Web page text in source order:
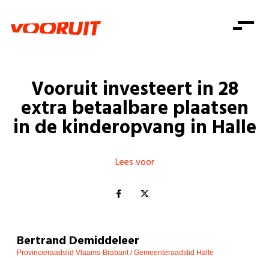
Zorg
Gelijke kansen
Consumentenbescherming
Pensioenen
Onze mensen
Standpunten
Vacatures
Doe mee
Doe mee
Word lid
Mis niets
Shop
Zoeken
Doe mee
Vooruit investeert in 28
extra betaalbare plaatsen
in de kinderopvang in Halle
Lees voor
Bertrand Demiddeleer
Provincieraadslid Vlaams-Brabant / Gemeenteraadslid Halle